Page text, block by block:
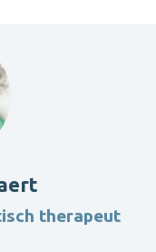
therapeut